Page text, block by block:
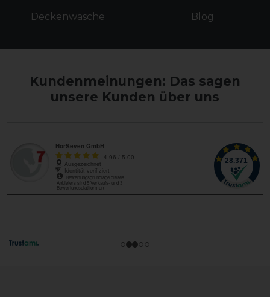
Deckenwäsche Blog
Kundenmeinungen: Das sagen
unsere Kunden über uns